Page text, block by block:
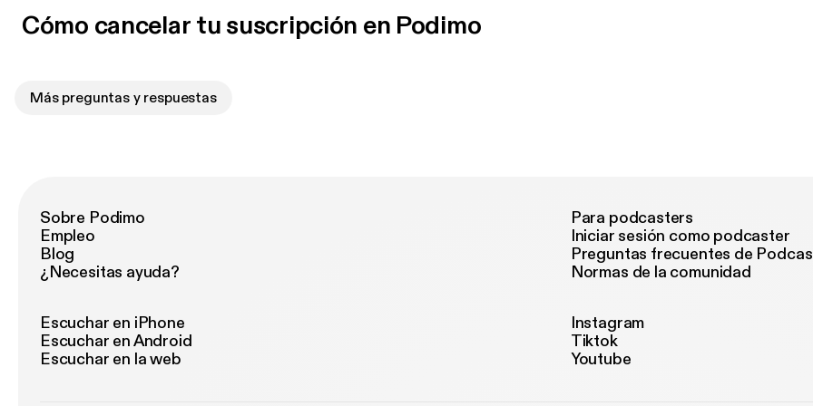
Cómo cancelar tu suscripción en Podimo
Más preguntas y respuestas
Sobre Podimo
Empleo
Blog
¿Necesitas ayuda?
Para podcasters
Iniciar sesión como podcaster
Preguntas frecuentes de
Normas de la comunidad
Escuchar en iPhone
Escuchar en Android
Escuchar en la web
Instagram
Tiktok
Youtube